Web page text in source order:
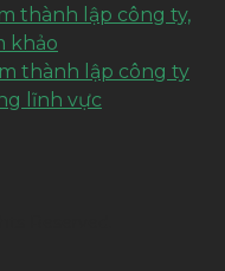
thành lập công ty,
khảo
thành lập công ty
lĩnh vực